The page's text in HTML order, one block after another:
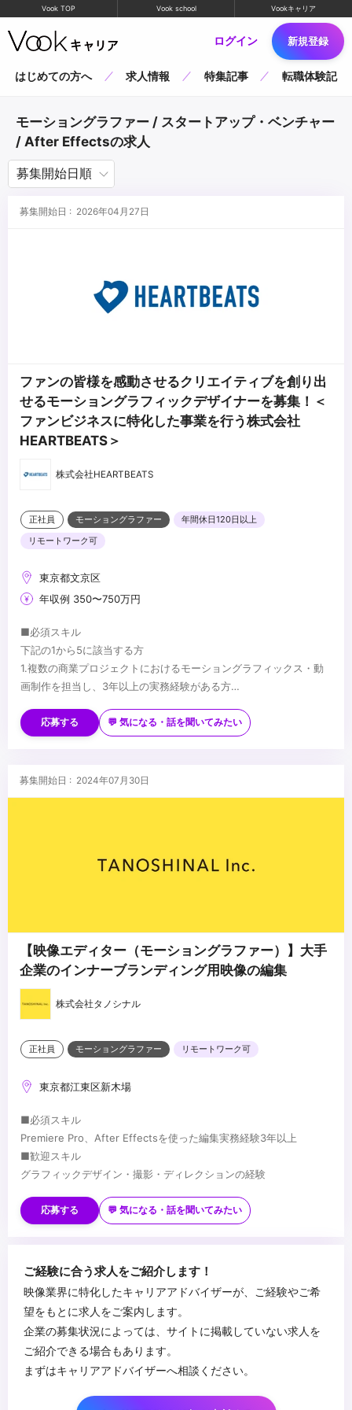
Vook TOP Vook school Vookキャリア
ログイン 新規登録
はじめての方へ 求人情報 特集記事 転職体験記
モーショングラファー / スタートアップ・ベンチャー
/ After Effectsの求人
募集開始日 : 2026年04月27日
ファンの皆様を感動させるクリエイティブを創り出
せるモーショングラフィックデザイナーを募集！＜
ファンビジネスに特化した事業を行う株式会社
HEARTBEATS＞
株式会社HEARTBEATS
正社員 モーショングラファー
年間休日120日以上
リモートワーク可
東京都文京区
年収例 350〜750万円
■必須スキル
下記の1から5に該当する方
1.複数の商業プロジェクトにおけるモーショングラフィックス・動
画制作を担当し、3年以上の実務経験がある方
度機能を扱える方
3.既存アセット（3Dモデル、イラスト、素材ライブラリ等）を組み
（ボーカロイド楽曲のMV制作、ゲーム・アニメの二次創作映像、
プロモーション動画等での実績があれば尚可）
※応募時ポートフォリオ提出必須（各作品について簡潔なコンセプ
・コンポジットの経験
・ゲームやアニメ等のグラフィックやエフェクトの制作経験
・写真レタッチの経験
・プロモーション動画・広告映像制作の経験
■求める人物像
・自分の制作物へのこだわりと誇りがある方
・フィードバックに対して、自分なりの改善策を提示できる方
・社内の他職種も含めたメンバーと、日本語で円滑にコミュニケー
応募する 💬 気になる・話を聞いてみたい
募集開始日 : 2024年07月30日
【映像エディター（モーショングラファー）】大手
企業のインナーブランディング用映像の編集
株式会社タノシナル
正社員 モーショングラファー リモートワーク可
東京都江東区新木場
■必須スキル
Premiere Pro、After Effectsを使った編集実務経験3年以上
■歓迎スキル
グラフィックデザイン・撮影・ディレクションの経験
応募する 💬 気になる・話を聞いてみたい
ご経験に合う求人をご紹介します！
映像業界に特化したキャリアアドバイザーが、ご経験やご希
望をもとに求人をご案内します。
企業の募集状況によっては、サイトに掲載していない求人を
ご紹介できる場合もあります。
まずはキャリアアドバイザーへ相談ください。